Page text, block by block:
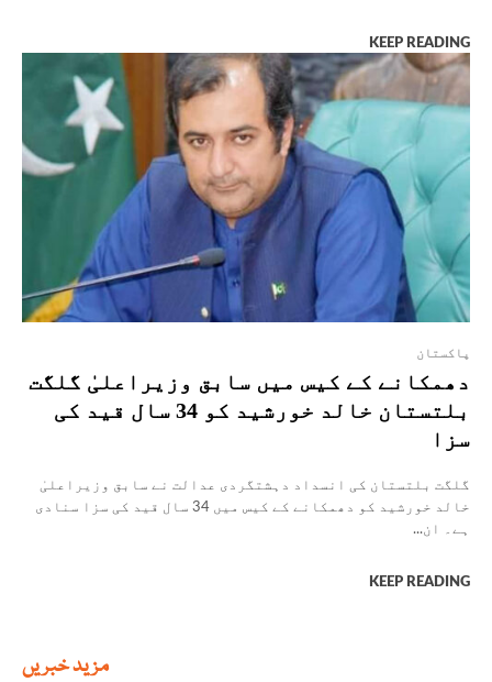
KEEP READING
پاکستان
دھمکانے کے کیس میں سابق وزیراعلیٰ گلگت
بلتستان خالد خورشید کو 34 سال قید کی
سزا
گلگت بلتستان کی انسداد دہشتگردی عدالت نے سابق وزیراعلیٰ
خالد خورشید کو دھمکانے کے کیس میں 34 سال قید کی سزا سنادی
ہے۔ ان...
KEEP READING
مزید خبریں